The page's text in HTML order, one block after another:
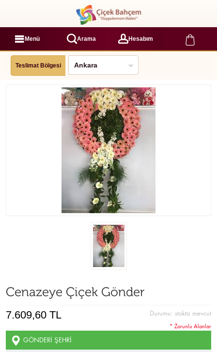
Menü Arama Hesabım
Teslimat Bölgesi
Cenazeye Çiçek Gönder
Durumu: stokta mevcut
7.609,60 TL
GÖNDERI ŞEHRI
* Zorunlu Alanlar